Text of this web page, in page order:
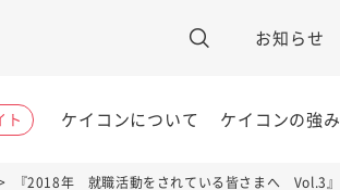
お知らせ
ト ケイコンについて ケイコンの強み
『2018年 就職活動をされている皆さまへ Vol.3』